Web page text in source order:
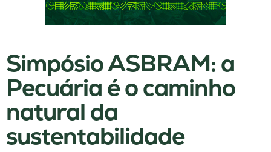
Simpósio ASBRAM: a
Pecuária é o caminho
natural da
sustentabilidade